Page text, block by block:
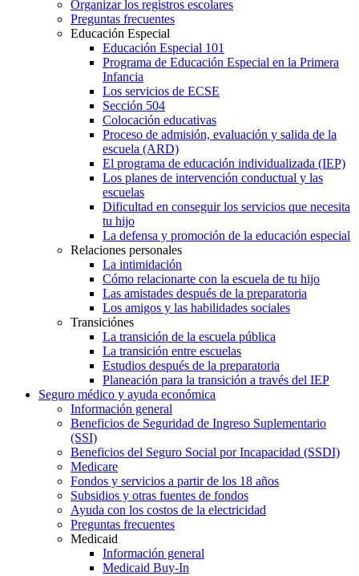
Organizar los registros escolares
Preguntas frecuentes
Educación Especial
Educación Especial 101
Programa de Educación Especial en la Primera
Infancia
Los servicios de ECSE
Sección 504
Colocación educativas
Proceso de admisión, evaluación y salida de la
escuela (ARD)
El programa de educación individualizada (IEP)
Los planes de intervención conductual y las
escuelas
Dificultad en conseguir los servicios que necesita
tu hijo
La defensa y promoción de la educación especial
Relaciones personales
La intimidación
Cómo relacionarte con la escuela de tu hijo
Las amistades después de la preparatoria
Los amigos y las habilidades sociales
Transiciónes
La transición de la escuela pública
La transición entre escuelas
Estudios después de la preparatoria
Planeación para la transición a través del IEP
Seguro médico y ayuda económica
Información general
Beneficios de Seguridad de Ingreso Suplementario
(SSI)
Beneficios del Seguro Social por Incapacidad (SSDI)
Medicare
Fondos y servicios a partir de los 18 años
Subsidios y otras fuentes de fondos
Ayuda con los costos de la electricidad
Preguntas frecuentes
Medicaid
Información general
Medicaid Buy-In